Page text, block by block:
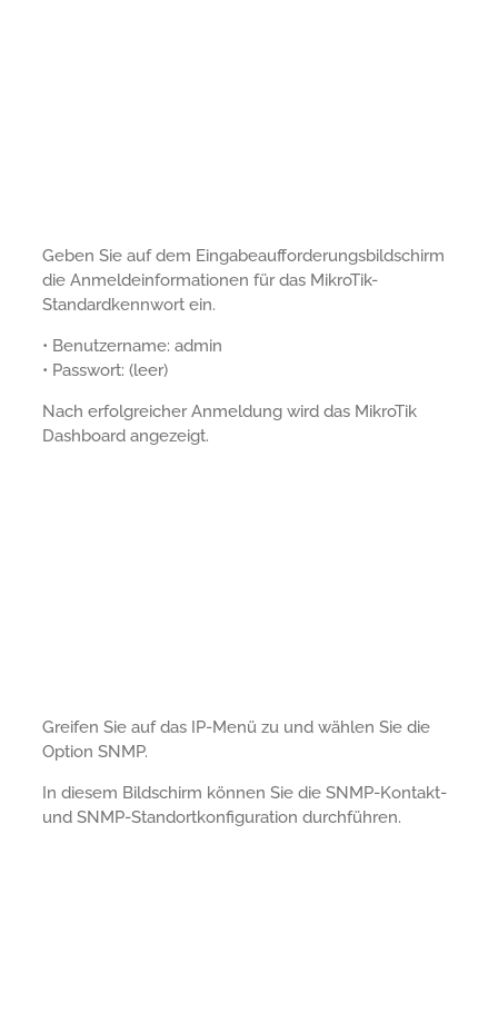
Geben Sie auf dem Eingabeaufforderungsbildschirm
die Anmeldeinformationen für das MikroTik-
Standardkennwort ein.
• Benutzername: admin
• Passwort: (leer)
Nach erfolgreicher Anmeldung wird das MikroTik
Dashboard angezeigt.
Greifen Sie auf das IP-Menü zu und wählen Sie die
Option SNMP.
In diesem Bildschirm können Sie die SNMP-Kontakt-
und SNMP-Standortkonfiguration durchführen.